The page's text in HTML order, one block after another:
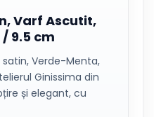
Varf Ascutit,
9.5 cm
Verde-Menta,
Ginissima din
și elegant, cu